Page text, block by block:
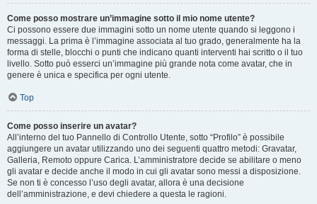
Come posso mostrare un’immagine sotto il mio nome utente?
Ci possono essere due immagini sotto un nome utente quando si leggono i
messaggi. La prima è l’immagine associata al tuo grado, generalmente ha la
forma di stelle, blocchi o punti che indicano quanti interventi hai scritto o il tuo
livello. Sotto può esserci un’immagine più grande nota come avatar, che in
genere è unica e specifica per ogni utente.
Top
Come posso inserire un avatar?
All’interno del tuo Pannello di Controllo Utente, sotto “Profilo” è possibile
aggiungere un avatar utilizzando uno dei seguenti quattro metodi: Gravatar,
Galleria, Remoto oppure Carica. L’amministratore decide se abilitare o meno
gli avatar e decide anche il modo in cui gli avatar sono messi a disposizione.
Se non ti è concesso l’uso degli avatar, allora è una decisione
dell’amministrazione, e devi chiedere a questa le ragioni.